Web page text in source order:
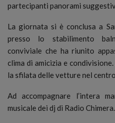
partecipanti panorami
La giornata si è conclusa a
presso lo stabilimento
conviviale che ha riunito
clima di amicizia e
la sfilata delle vetture nel
Ad accompagnare l’intera
musicale dei dj di Radio Chimera.